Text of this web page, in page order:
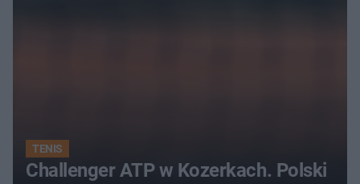
TENIS
Challenger ATP w Kozerkach. Polski